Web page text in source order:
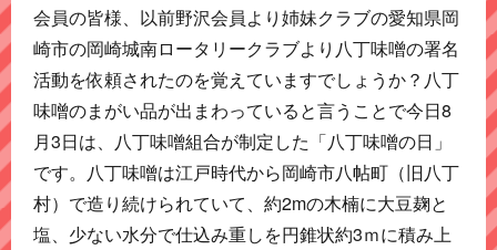
会員の皆様、以前野沢会員より姉妹クラブの愛知県岡
崎市の岡崎城南ロータリークラブより八丁味噌の署名
活動を依頼されたのを覚えていますでしょうか？八丁
味噌のまがい品が出まわっていると言うことで今日8
月3日は、八丁味噌組合が制定した「八丁味噌の日」
です。八丁味噌は江戸時代から岡崎市八帖町（旧八丁
村）で造り続けられていて、約2mの木楠に大豆麹と
塩、少ない水分で仕込み重しを円錐状約3ｍに積み上